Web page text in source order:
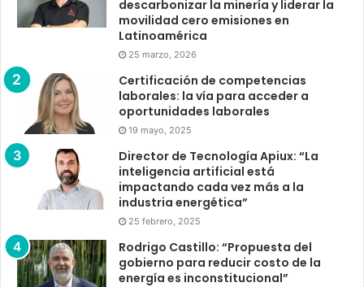
descarbonizar la minería y liderar la
movilidad cero emisiones en
Latinoamérica
25 marzo, 2026
Certificación de competencias
laborales: la vía para acceder a
oportunidades laborales
19 mayo, 2025
Director de Tecnología Apiux: “La
inteligencia artificial está
impactando cada vez más a la
industria energética”
25 febrero, 2025
Rodrigo Castillo: “Propuesta del
gobierno para reducir costo de la
energía es inconstitucional”